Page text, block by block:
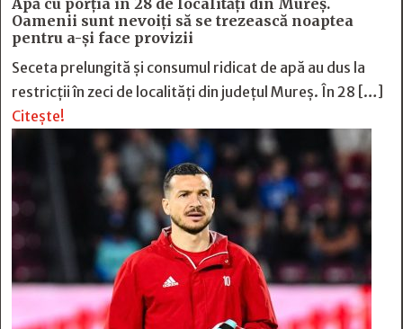
Apă cu porția în 28 de localități din Mureș.
Oamenii sunt nevoiți să se trezească noaptea
pentru a-și face provizii
Seceta prelungită și consumul ridicat de apă au dus la
restricții în zeci de localități din județul Mureș. În 28 […]
Citește!